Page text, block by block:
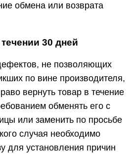
обмена или возврата
30 дней
не позволяющих
по вине производителя,
вернуть товар в течение
обменять его с
или заменить по просьбе
случая необходимо
для установления причин